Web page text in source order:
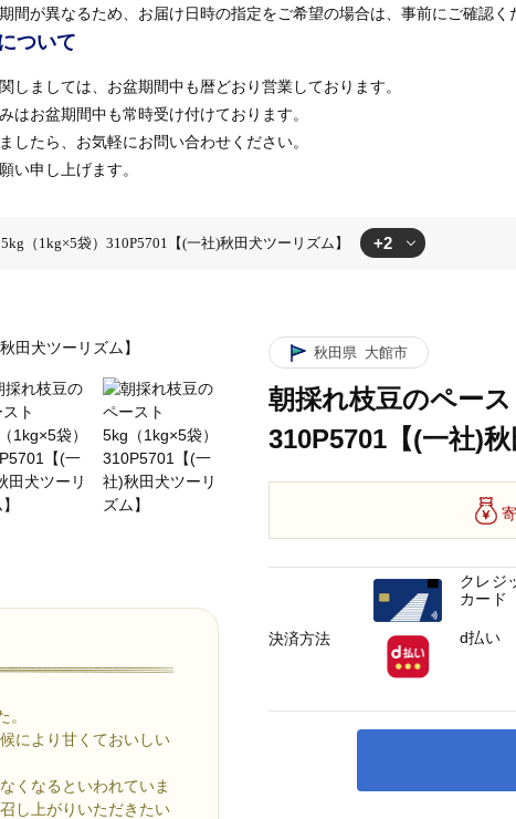
間が異なるため、お届け日時の指定をご希望の場合は、事前にご確認く
ついて
しましては、お盆期間中も暦どおり営業しております。
はお盆期間中も常時受け付けております。
したら、お気軽にお問い合わせください。
い申し上げます。
（1kg×5袋）310P5701【(一社)秋田犬ツーリズム】 +2
。
により甘くておいしい
くなるといわれていま
し上がりいただきたい
秋田県 大館市
朝採れ枝豆のペース
310P5701【(一社)
決済方法
クレジ
カード
d払い